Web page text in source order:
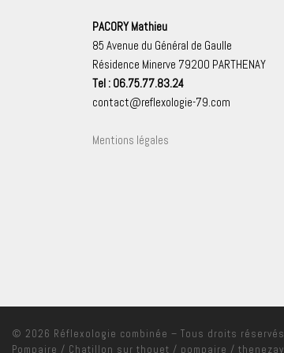
PACORY Mathieu
85 Avenue du Général de Gaulle
Résidence Minerve 79200 PARTHENAY
Tel : 06.75.77.83.24
contact@reflexologie-79.com
Mentions légales
© 2026 Réflexologie combinée – Tous droits réservés